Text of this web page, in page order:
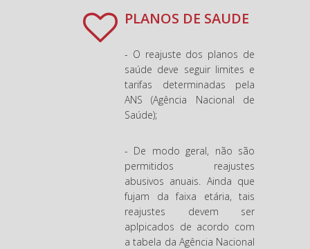
PLANOS DE SAUDE
- O reajuste dos planos de
saúde deve seguir limites e
tarifas determinadas pela
ANS (Agência Nacional de
Saúde);
- De modo geral, não são
permitidos reajustes
abusivos anuais. Ainda que
fujam da faixa etária, tais
reajustes devem ser
aplpicados de acordo com
a tabela da Agência Nacional